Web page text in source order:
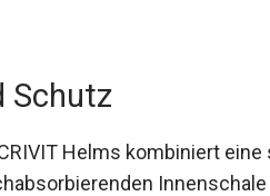
Schutz
Helms kombiniert
Innenschale